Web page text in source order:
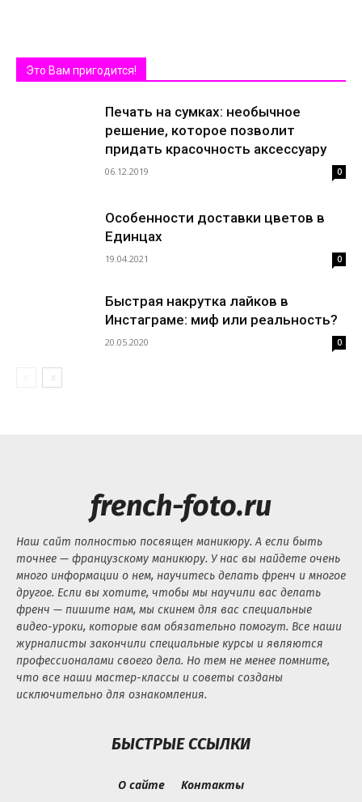
Это Вам пригодится!
Печать на сумках: необычное
решение, которое позволит
придать красочность аксессуару
06.12.2019 0
Особенности доставки цветов в
Единцах
19.04.2021 0
Быстрая накрутка лайков в
Инстаграме: миф или реальность?
20.05.2020 0
french-foto.ru
Наш сайт полностью посвящен маникюру. А если быть
точнее — французскому маникюру. У нас вы найдете очень
много информации о нем, научитесь делать френч и многое
другое. Если вы хотите, чтобы мы научили вас делать
френч — пишите нам, мы скинем для вас специальные
видео-уроки, которые вам обязательно помогут. Все наши
журналисты закончили специальные курсы и являются
профессионалами своего дела. Но тем не менее помните,
что все наши мастер-классы и советы созданы
исключительно для ознакомления.
БЫСТРЫЕ ССЫЛКИ
О сайте Контакты